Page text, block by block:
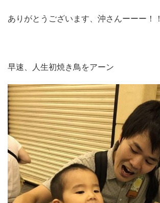
ありがとうございます、沖さんーーー！！
早速、人生初焼き鳥をアーン